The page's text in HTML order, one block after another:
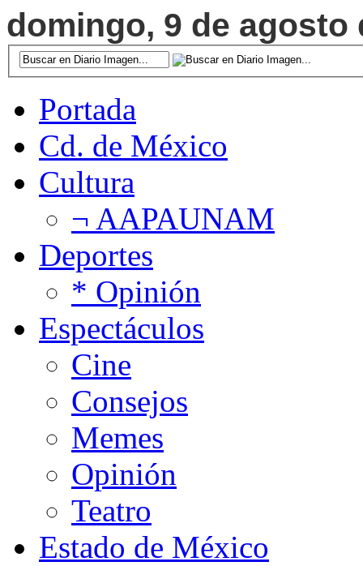
domingo, 9 de agosto
Portada
Cd. de México
Cultura
¬ AAPAUNAM
Deportes
* Opinión
Espectáculos
Cine
Consejos
Memes
Opinión
Teatro
Estado de México